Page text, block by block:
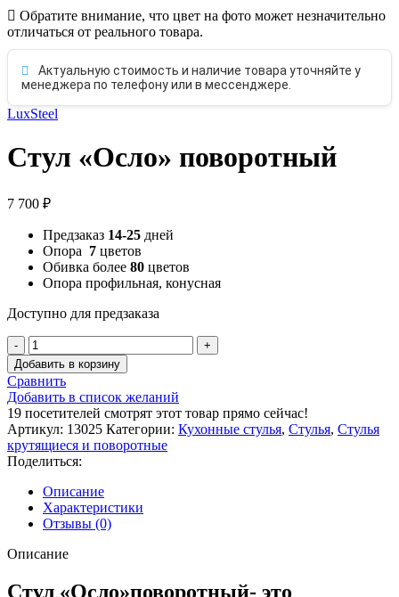
Обратите внимание, что цвет на фото может незначительно
отличаться от реального товара.
Актуальную стоимость и наличие товара уточняйте у
менеджера по телефону или в мессенджере.
LuxSteel
Стул «Осло» поворотный
7 700 ₽
Предзаказ 14-25 дней
Опора 7 цветов
Обивка более 80 цветов
Опора профильная, конусная
Доступно для предзаказа
Количество
товара
Стул
"Осло"
поворотный
Добавить в корзину
Сравнить
Добавить в список желаний
19 посетителей смотрят этот товар прямо сейчас!
Артикул: 13025 Категории: Кухонные стулья, Стулья, Стулья
крутящиеся и поворотные
Поделиться:
Описание
Характеристики
Отзывы (0)
Описание
Стул «Осло»поворотный- это